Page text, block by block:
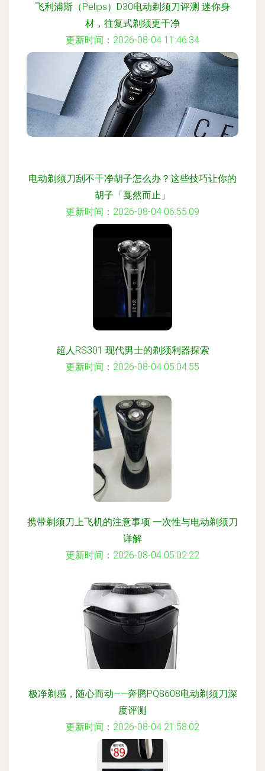
飞利浦斯（Pelips）D30电动剃须刀评测 迷你身
材，往复式剃须更干净
更新时间：2026-08-04 11:46:34
电动剃须刀刮不干净胡子怎么办？这些技巧让你的
胡子「戛然而止」
更新时间：2026-08-04 06:55:09
超人RS301 现代男士的剃须利器探索
更新时间：2026-08-04 05:04:55
携带剃须刀上飞机的注意事项 一次性与电动剃须刀
详解
更新时间：2026-08-04 05:02:22
极净剃感，随心而动——奔腾PQ8608电动剃须刀深
度评测
更新时间：2026-08-04 21:58:02